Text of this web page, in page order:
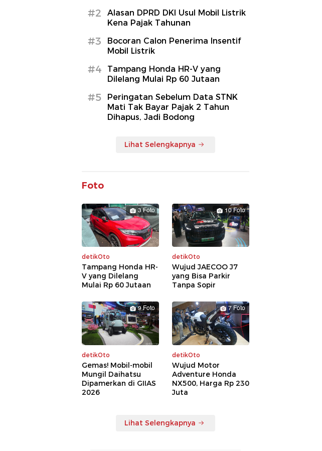
#2
Alasan DPRD DKI Usul Mobil Listrik
Kena Pajak Tahunan
#3
Bocoran Calon Penerima Insentif
Mobil Listrik
#4
Tampang Honda HR-V yang
Dilelang Mulai Rp 60 Jutaan
#5
Peringatan Sebelum Data STNK
Mati Tak Bayar Pajak 2 Tahun
Dihapus, Jadi Bodong
Lihat Selengkapnya
Foto
3 Foto
detikOto
Tampang Honda HR-
V yang Dilelang
Mulai Rp 60 Jutaan
10 Foto
detikOto
Wujud JAECOO J7
yang Bisa Parkir
Tanpa Sopir
9 Foto
detikOto
Gemas! Mobil-mobil
Mungil Daihatsu
Dipamerkan di GIIAS
2026
7 Foto
detikOto
Wujud Motor
Adventure Honda
NX500, Harga Rp 230
Juta
Lihat Selengkapnya